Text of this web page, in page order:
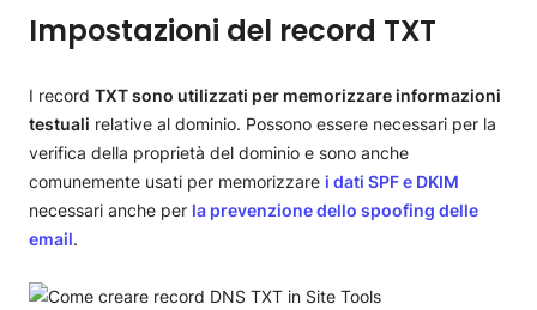
Impostazioni del record TXT
I record TXT sono utilizzati per memorizzare informazioni
testuali relative al dominio. Possono essere necessari per la
verifica della proprietà del dominio e sono anche
comunemente usati per memorizzare i dati SPF e DKIM
necessari anche per la prevenzione dello spoofing delle
email.